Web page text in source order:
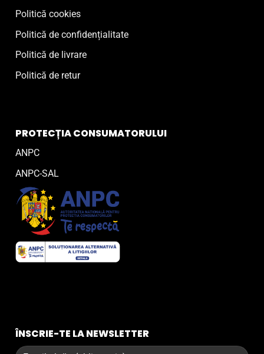
Politică cookies
Politică de confidențialitate
Politică de livrare
Politică de retur
PROTECȚIA CONSUMATORULUI
ANPC
ANPC-SAL
ÎNSCRIE-TE LA NEWSLETTER